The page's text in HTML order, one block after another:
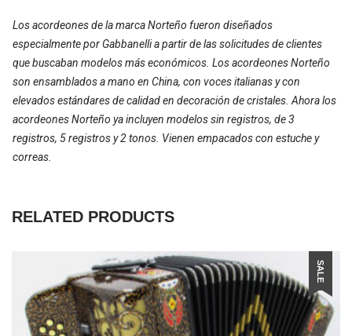
Los acordeones de la marca Norteño fueron diseñados
especialmente por Gabbanelli a partir de las solicitudes de clientes
que buscaban modelos más económicos. Los acordeones Norteño
son ensamblados a mano en China, con voces italianas y con
elevados estándares de calidad en decoración de cristales. Ahora los
acordeones Norteño ya incluyen modelos sin registros, de 3
registros, 5 registros y 2 tonos. Vienen empacados con estuche y
correas.
RELATED PRODUCTS
SALE